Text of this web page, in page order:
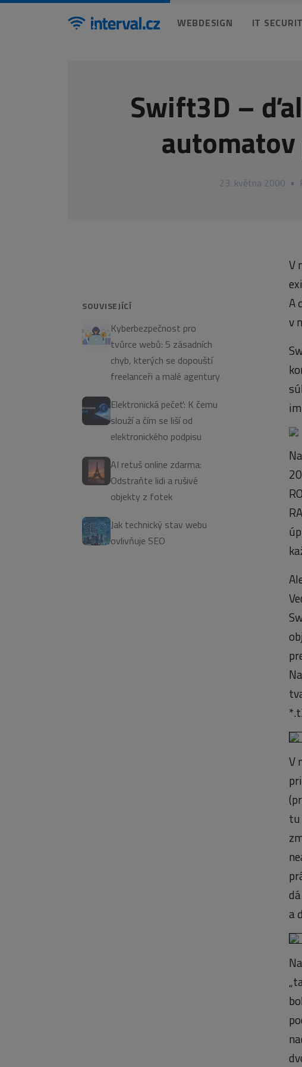
WEBDESIGN IT
Swift3D –
23. května 2000 •
SOUVISEJÍCÍ
Kyberbezpečnost pro
tvůrce webů: 5 zásadních
chyb, kterých se dopouští
freelanceři a malé agentury
Elektronická pečeť: K čemu
slouží a čím se liší od
elektronického podpisu
AI retuš online zdarma:
Odstraňte lidi a rušivé
objekty z fotek
Jak technický stav webu
ovlivňuje SEO
V
A
v
V
tu
a